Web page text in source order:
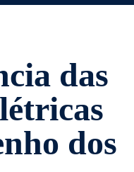
das
dos